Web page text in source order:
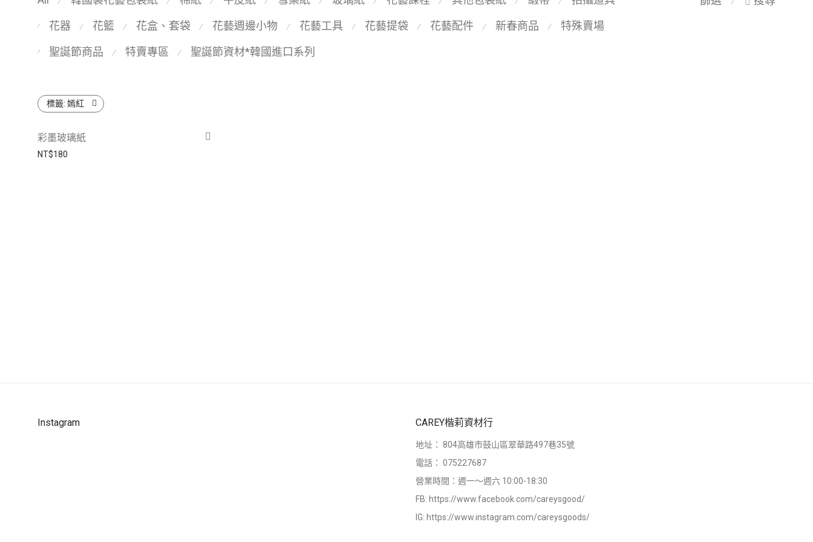
⁄ 花器 ⁄ 花籃 ⁄ 花盒、套袋 ⁄ 花藝週邊小物 ⁄ 花藝工具 ⁄ 花藝提袋 ⁄ 花藝配件 ⁄ 新春商品 ⁄ 特殊賣場
⁄ 聖誕節商品 ⁄ 特賣專區 ⁄ 聖誕節資材*韓國進口系列
標籤: 嫣紅
彩墨玻璃紙
NT$180
Instagram CAREY楷莉資材行
地址： 804高雄市鼓山區翠華路497巷35號
電話： 075227687
營業時間：週一～週六 10:00-18:30
FB: https://www.facebook.com/careysgood/
IG: https://www.instagram.com/careysgoods/